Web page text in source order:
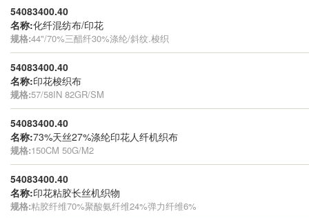
54083400.40
名称:化纤混纺布/印花
规格:44"/70%三醋纤30%涤纶/斜纹.梭织
54083400.40
名称:印花梭织布
规格:57/58IN 82GR/SM
54083400.40
名称:73%天丝27%涤纶印花人纤机织布
规格:150CM 50G/M2
54083400.40
名称:印花粘胶长丝机织物
规格:粘胶纤维70%聚酸氨纤维24%弹力纤维6%